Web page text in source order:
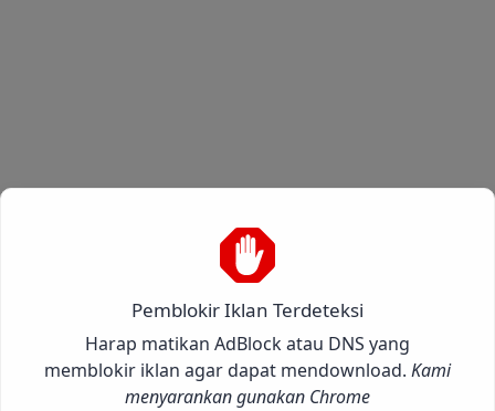
Pemblokir Iklan Terdeteksi
Harap matikan AdBlock atau DNS yang
memblokir iklan agar dapat mendownload. Kami
menyarankan gunakan Chrome